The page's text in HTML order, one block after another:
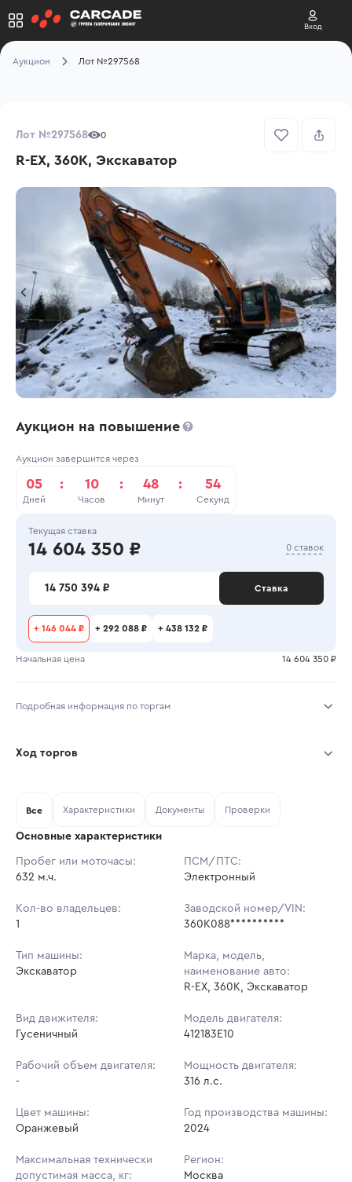
Вход
Аукцион Лот №297568
Лот №297568 0
R-EX, 360K, Экскаватор
Аукцион на повышение
Аукцион завершится через
05
Дней
: 10
Часов
: 48
Минут
: 54
Секунд
Текущая ставка
14 604 350 ₽ 0 ставок
14 750 394 ₽ Ставка
+ 146 044 ₽ + 292 088 ₽ + 438 132 ₽
Начальная цена 14 604 350 ₽
Подробная информация по торгам
Тип аукциона: Открытые торги
Шаг торгов: 146 044 ₽
Кол-во ставок:
Ход торгов
Ставок не найдено
в аукционах
Все Характеристики Документы Проверки
Основные характеристики
Пробег или моточасы:
632 м.ч.
ПСМ/ПТС:
Электронный
Кол-во владельцев:
1
Заводской номер/VIN:
360K088**********
Тип машины:
Экскаватор
Марка, модель,
наименование авто:
R-EX, 360K, Экскаватор
Вид движителя:
Гусеничный
Модель двигателя:
412183E10
Рабочий объем двигателя:
-
Мощность двигателя:
316 л.с.
Цвет машины:
Оранжевый
Год производства машины:
2024
Максимальная технически
допустимая масса, кг:
Регион:
Москва